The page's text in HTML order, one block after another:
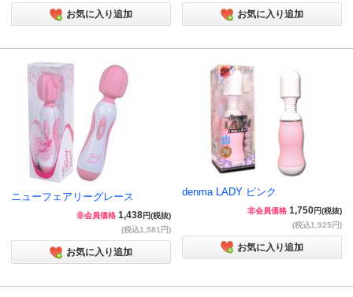
お気に入り追加 お気に入り追加
ニューフェアリーグレース
非会員価格 1,438円(税抜)
(税込1,581円)
お気に入り追加
denma LADY ピンク
非会員価格 1,750円(税抜)
(税込1,925円)
お気に入り追加